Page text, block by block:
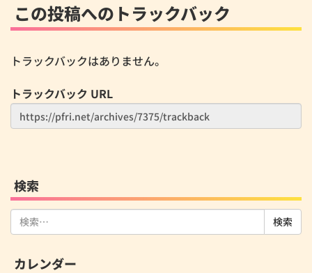
この投稿へのトラックバック
トラックバックはありません。
トラックバック URL
検索
検
索:
カレンダー